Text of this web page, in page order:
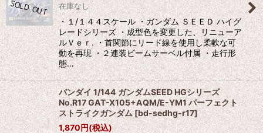
在庫なし
・１/１４４スケール ・ガンダム ＳＥＥＤ ハイグ
レードシリーズ ・成型色を変更した、リニューア
ルＶｅｒ. ・首関節にリード線を使用し柔軟な可
動を再現 ・２連装ビームサーベル付属 ・走行形
態…
バンダイ 1/144 ガンダムSEED HGシリーズ
No.R17 GAT-X105+AQM/E-YM1 パーフェクト
ストライクガンダム [bd-sedhg-r17]
1,870円(税込)